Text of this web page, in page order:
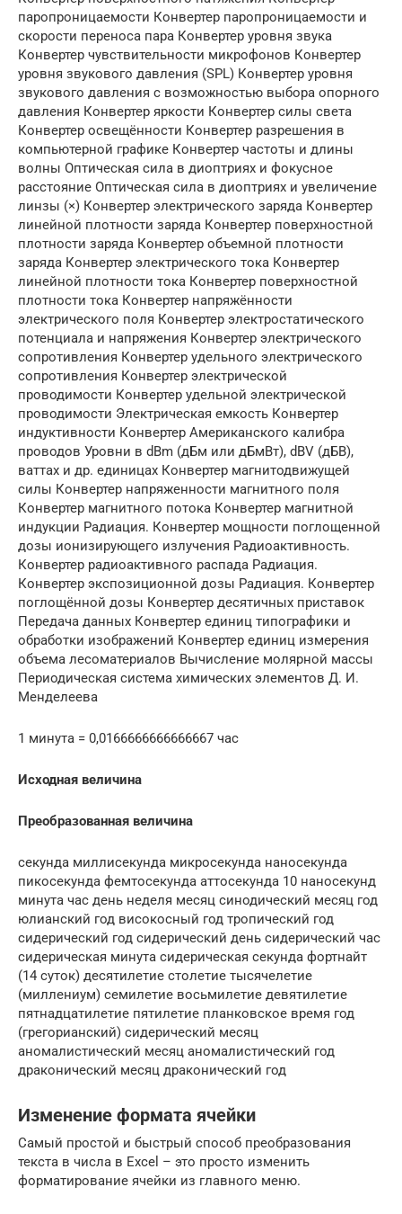
паропроницаемости Конвертер паропроницаемости и
скорости переноса пара Конвертер уровня звука
Конвертер чувствительности микрофонов Конвертер
уровня звукового давления (SPL) Конвертер уровня
звукового давления с возможностью выбора опорного
давления Конвертер яркости Конвертер силы света
Конвертер освещённости Конвертер разрешения в
компьютерной графике Конвертер частоты и длины
волны Оптическая сила в диоптриях и фокусное
расстояние Оптическая сила в диоптриях и увеличение
линзы (×) Конвертер электрического заряда Конвертер
линейной плотности заряда Конвертер поверхностной
плотности заряда Конвертер объемной плотности
заряда Конвертер электрического тока Конвертер
линейной плотности тока Конвертер поверхностной
плотности тока Конвертер напряжённости
электрического поля Конвертер электростатического
потенциала и напряжения Конвертер электрического
сопротивления Конвертер удельного электрического
сопротивления Конвертер электрической
проводимости Конвертер удельной электрической
проводимости Электрическая емкость Конвертер
индуктивности Конвертер Американского калибра
проводов Уровни в dBm (дБм или дБмВт), dBV (дБВ),
ваттах и др. единицах Конвертер магнитодвижущей
силы Конвертер напряженности магнитного поля
Конвертер магнитного потока Конвертер магнитной
индукции Радиация. Конвертер мощности поглощенной
дозы ионизирующего излучения Радиоактивность.
Конвертер радиоактивного распада Радиация.
Конвертер экспозиционной дозы Радиация. Конвертер
поглощённой дозы Конвертер десятичных приставок
Передача данных Конвертер единиц типографики и
обработки изображений Конвертер единиц измерения
объема лесоматериалов Вычисление молярной массы
Периодическая система химических элементов Д. И.
Менделеева
1 минута = 0,0166666666666667 час
Исходная величина
Преобразованная величина
секунда миллисекунда микросекунда наносекунда
пикосекунда фемтосекунда аттосекунда 10 наносекунд
минута час день неделя месяц синодический месяц год
юлианский год високосный год тропический год
сидерический год сидерический день сидерический час
сидерическая минута сидерическая секунда фортнайт
(14 суток) десятилетие столетие тысячелетие
(миллениум) семилетие восьмилетие девятилетие
пятнадцатилетие пятилетие планковское время год
(грегорианский) сидерический месяц
аномалистический месяц аномалистический год
драконический месяц драконический год
Изменение формата ячейки
Самый простой и быстрый способ преобразования
текста в числа в Excel – это просто изменить
форматирование ячейки из главного меню.